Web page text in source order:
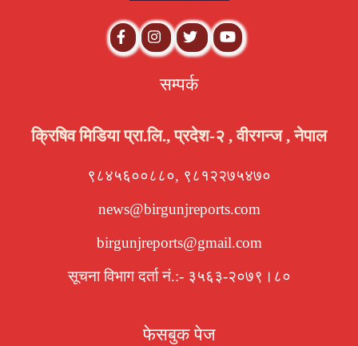
सम्पर्क
क्रिषिव मिडिया प्रा.लि., प्रदेश-२ , वीरगन्ज , नेपाल
९८४५६००८८०, ९८१२२७५४७०
news@birgunjreports.com
birgunjreports@gmail.com
सूचना विभाग दर्ता नं.:- ३५६३-२०७९।८०
फेसबुक पेज